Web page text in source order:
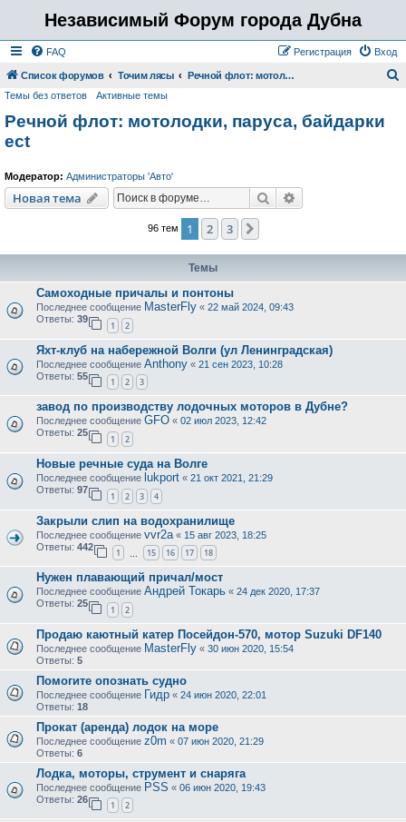
Независимый Форум города Дубна
FAQ Вход
Регистрация
Список форумов Точим лясы Речной флот: мотолодки, паруса, байдарки ect
Темы без ответов Активные темы
Речной флот: мотолодки, паруса, байдарки
ect
Модератор: Администраторы 'Авто'
Новая тема Поиск
96 тем 1 2 3
Темы
Самоходные причалы и понтоны
Последнее сообщение MasterFly « 22 май 2024, 09:43
Ответы: 39
1 2
Яхт-клуб на набережной Волги (ул Ленинградская)
Последнее сообщение Anthony « 21 сен 2023, 10:28
Ответы: 55
1 2 3
завод по производству лодочных моторов в Дубне?
Последнее сообщение GFO « 02 июл 2023, 12:42
Ответы: 25
1 2
Новые речные суда на Волге
Последнее сообщение lukport « 21 окт 2021, 21:29
Ответы: 97
1 2 3 4
Закрыли слип на водохранилище
Последнее сообщение vvr2a « 15 авг 2023, 18:25
Ответы: 442
1 15 16 17 18
Нужен плавающий причал/мост
Последнее сообщение Андрей Токарь « 24 дек 2020, 17:37
Ответы: 25
1 2
Продаю каютный катер Посейдон-570, мотор Suzuki DF140
Последнее сообщение MasterFly « 30 июн 2020, 15:54
Ответы: 5
Помогите опознать судно
Последнее сообщение Гидр « 24 июн 2020, 22:01
Ответы: 18
Прокат (аренда) лодок на море
Последнее сообщение z0m « 07 июн 2020, 21:29
Ответы: 6
Лодка, моторы, струмент и снаряга
Последнее сообщение PSS « 06 июн 2020, 19:43
Ответы: 26
1 2